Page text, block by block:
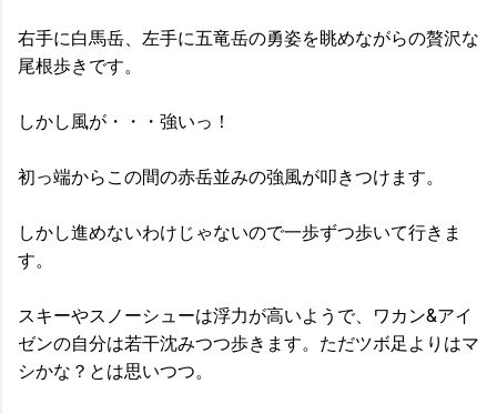
右手に白馬岳、左手に五竜岳の勇姿を眺めながらの贅沢な
尾根歩きです。
しかし風が・・・強いっ！
初っ端からこの間の赤岳並みの強風が叩きつけます。
しかし進めないわけじゃないので一歩ずつ歩いて行きま
す。
スキーやスノーシューは浮力が高いようで、ワカン&アイ
ゼンの自分は若干沈みつつ歩きます。ただツボ足よりはマ
シかな？とは思いつつ。